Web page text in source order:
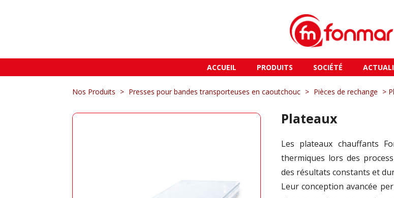
ACCUEIL PRODUITS SOCIÉTÉ
Nos Produits > Presses pour bandes transporteuses en caoutchouc > Pièces de rechange >
Plateaux
Les plateaux chauffants
thermiques lors des
des résultats constants et
Leur conception avancée